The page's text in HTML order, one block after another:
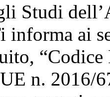
Studi
informa ai
“Codice
n. 2016/